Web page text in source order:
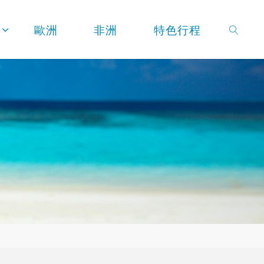
歐洲 非洲 特色行程